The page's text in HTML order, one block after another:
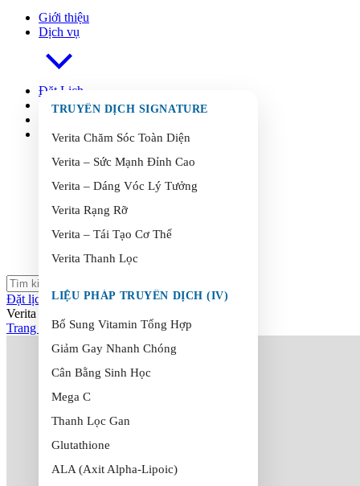
Giới thiệu
Dịch vụ
TRUYỀN DỊCH SIGNATURE
Verita Chăm Sóc Toàn Diện
Verita – Sức Mạnh Đỉnh Cao
Verita – Dáng Vóc Lý Tưởng
Verita Rạng Rỡ
Verita – Tái Tạo Cơ Thể
Verita Thanh Lọc
LIỆU PHÁP TRUYỀN DỊCH (IV)
Bổ Sung Vitamin Tổng Hợp
Giảm Gay Nhanh Chóng
Cân Bằng Sinh Học
Mega C
Thanh Lọc Gan
Glutathione
ALA (Axit Alpha-Lipoic)
Đặt Lịch
FAQs
Liên Hệ
Đặt lịch ngay
Verita Radiance
Trang chủ>Verita Radiance